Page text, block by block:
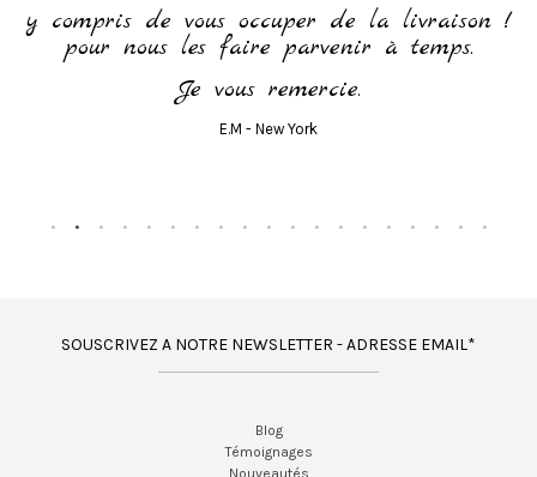
de vous occuper de la livraison !
nous les faire parvenir à temps.
Je vous remercie.
E.M - New York
SOUSCRIVEZ A NOTRE NEWSLETTER - ADRESSE EMAIL*
Blog
Témoignages
Nouveautés